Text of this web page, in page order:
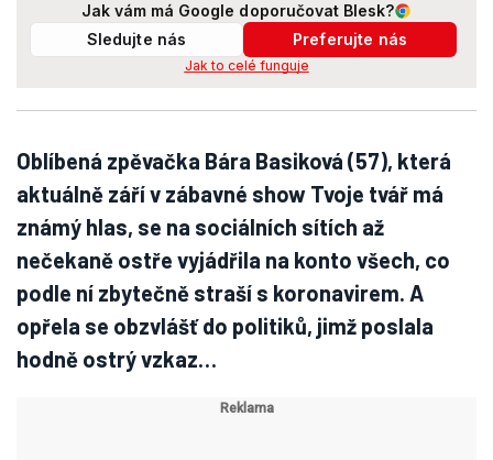
Jak vám má Google doporučovat Blesk?
Sledujte nás
Preferujte nás
Jak to celé funguje
Oblíbená zpěvačka Bára Basiková (57), která
aktuálně září v zábavné show Tvoje tvář má
známý hlas, se na sociálních sítích až
nečekaně ostře vyjádřila na konto všech, co
podle ní zbytečně straší s koronavirem. A
opřela se obzvlášť do politiků, jimž poslala
hodně ostrý vzkaz…